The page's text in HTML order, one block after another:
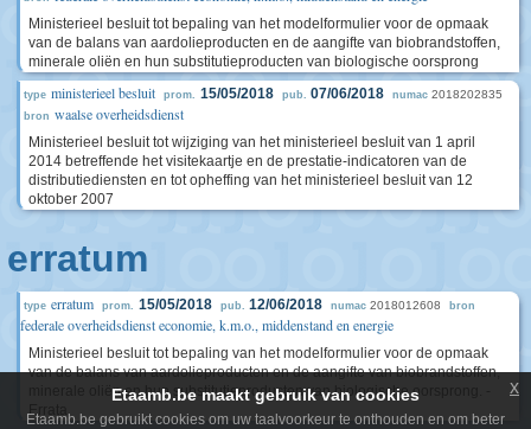
Ministerieel besluit tot bepaling van het modelformulier voor de opmaak
van de balans van aardolieproducten en de aangifte van biobrandstoffen,
minerale oliën en hun substitutieproducten van biologische oorsprong
type ministerieel besluit prom. 15/05/2018 pub. 07/06/2018 numac 2018202835
bron waalse overheidsdienst
Ministerieel besluit tot wijziging van het ministerieel besluit van 1 april
2014 betreffende het visitekaartje en de prestatie-indicatoren van de
distributiediensten en tot opheffing van het ministerieel besluit van 12
oktober 2007
erratum
type erratum prom. 15/05/2018 pub. 12/06/2018 numac 2018012608 bron
federale overheidsdienst economie, k.m.o., middenstand en energie
Ministerieel besluit tot bepaling van het modelformulier voor de opmaak
van de balans van aardolieproducten en de aangifte van biobrandstoffen,
minerale oliën en hun substitutieproducten van biologische oorsprong. -
Errata
Etaamb.be maakt gebruik van cookies
Etaamb.be gebruikt cookies om uw taalvoorkeur te onthouden en om beter
x